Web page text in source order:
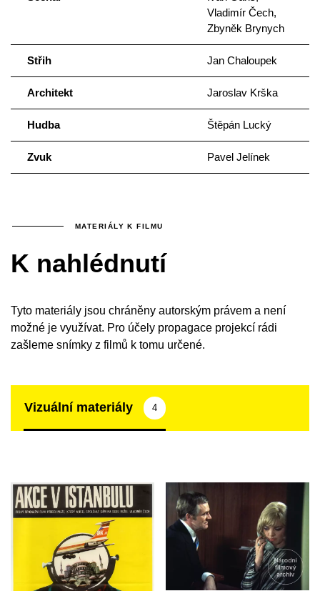
Vladimír Čech,
Zbyněk Brynych
Střih Jan Chaloupek
Architekt Jaroslav Krška
Hudba Štěpán Lucký
Zvuk Pavel Jelínek
MATERIÁLY K FILMU
K nahlédnutí
Tyto materiály jsou chráněny autorským právem a není
možné je využívat. Pro účely propagace projekcí rádi
zašleme snímky z filmů k tomu určené.
Vizuální materiály 4